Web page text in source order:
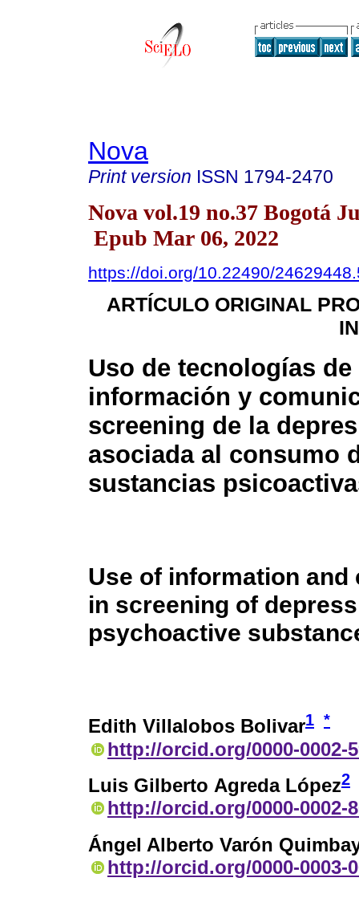
Nova
Print version ISSN 1794-2470
Nova vol.19 no.37 Bogotá
Epub Mar 06, 2022
https://doi.org/10.22490/
ARTÍCULO ORIGINAL
Uso de tecnologías de
información y
screening de la
asociada al consumo
sustancias
Use of information
in screening of
psychoactive
Edith Villalobos Bolivar1 *
http://orcid.org/0000-0002-
Luis Gilberto Agreda López2
http://orcid.org/0000-0002-
Ángel Alberto Varón
http://orcid.org/0000-0003-